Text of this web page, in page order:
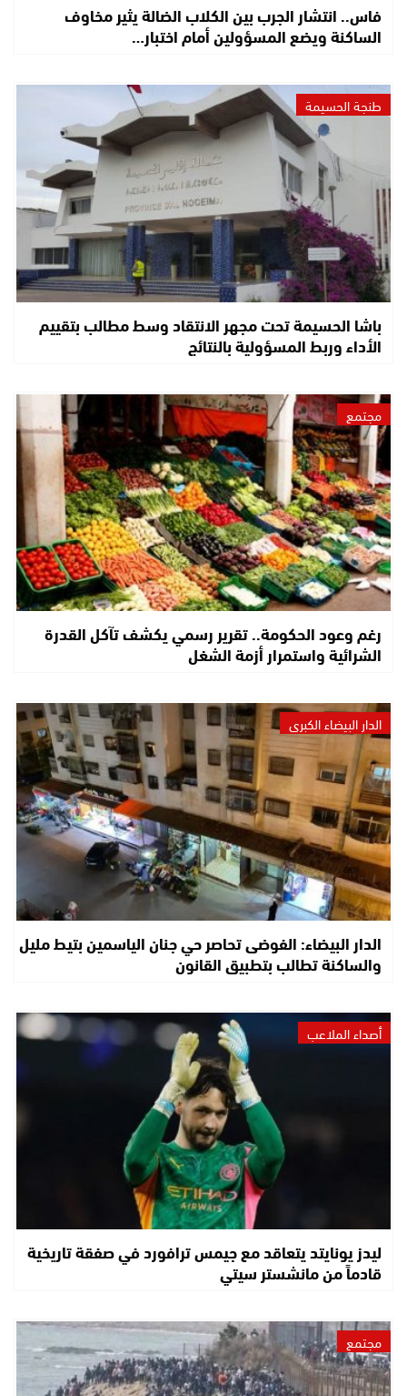
فاس.. انتشار الجرب بين الكلاب الضالة يثير مخاوف
الساكنة ويضع المسؤولين أمام اختبار…
طنجة الحسيمة
باشا الحسيمة تحت مجهر الانتقاد وسط مطالب بتقييم
الأداء وربط المسؤولية بالنتائج
مجتمع
رغم وعود الحكومة.. تقرير رسمي يكشف تآكل القدرة
الشرائية واستمرار أزمة الشغل
الدار البيضاء الكبرى
الدار البيضاء: الفوضى تحاصر حي جنان الياسمين بتيط مليل
والساكنة تطالب بتطبيق القانون
أصداء الملاعب
ليدز يونايتد يتعاقد مع جيمس ترافورد في صفقة تاريخية
قادماً من مانشستر سيتي
مجتمع